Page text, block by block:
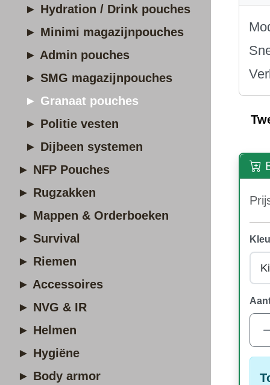
► Hydration / Drink pouches
► Minimi magazijnpouches
► Admin pouches
► SMG magazijnpouches
► Granaat pouches
► Politie vesten
► Dijbeen systemen
► NFP Pouches
► Rugzakken
► Mappen & Orderboeken
► Survival
► Riemen
► Accessoires
► NVG & IR
► Helmen
► Hygiëne
► Body armor